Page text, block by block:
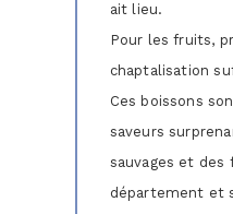
ait lieu.
Pour les fruits,
chaptalisation
Ces boissons
saveurs
sauvages et des
département et